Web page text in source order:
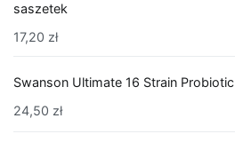
saszetek
17,20 zł
Swanson Ultimate 16 Strain Probiotic
24,50 zł